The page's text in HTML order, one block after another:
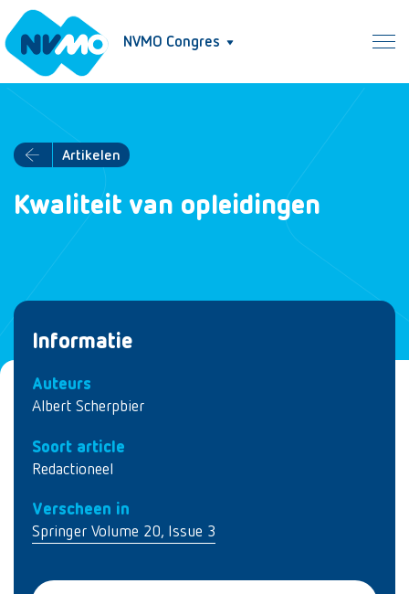
NVMO Congres
Artikelen
Kwaliteit van opleidingen
Informatie
Auteurs
Albert Scherpbier
Soort article
Redactioneel
Verscheen in
Springer Volume 20, Issue 3